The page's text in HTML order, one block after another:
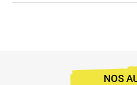
NOS